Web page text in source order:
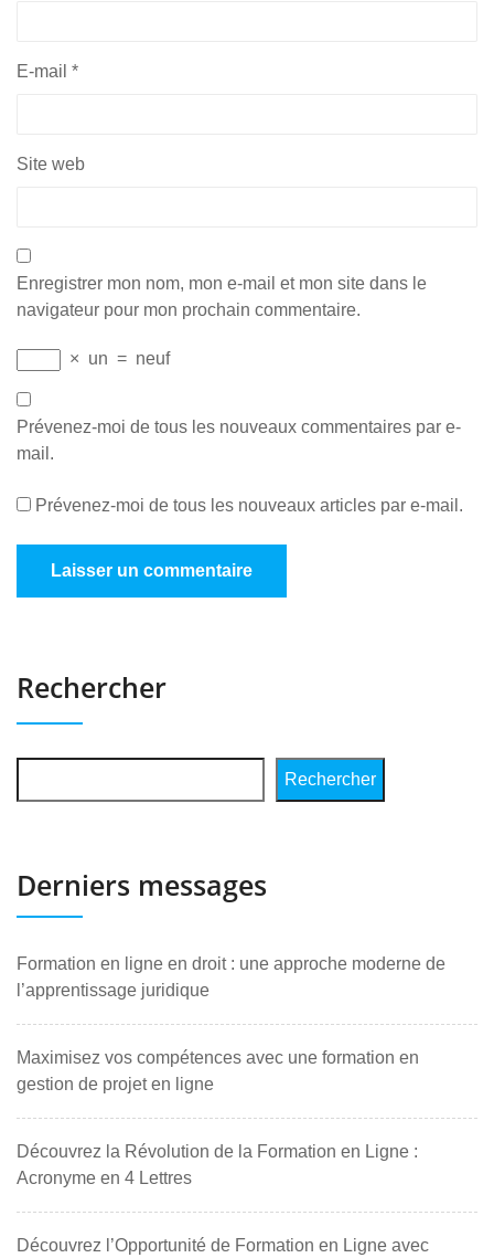
E-mail *
Site web
Enregistrer mon nom, mon e-mail et mon site dans le
navigateur pour mon prochain commentaire.
× un = neuf
Prévenez-moi de tous les nouveaux commentaires par e-
mail.
Prévenez-moi de tous les nouveaux articles par e-mail.
Rechercher
Rechercher
Derniers messages
Formation en ligne en droit : une approche moderne de
l’apprentissage juridique
Maximisez vos compétences avec une formation en
gestion de projet en ligne
Découvrez la Révolution de la Formation en Ligne :
Acronyme en 4 Lettres
Découvrez l’Opportunité de Formation en Ligne avec